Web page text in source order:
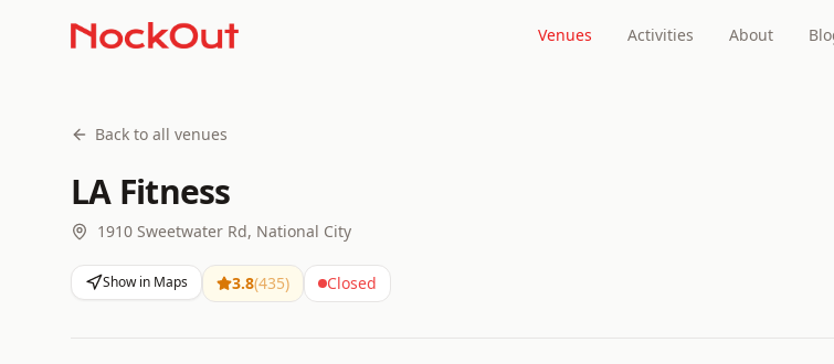
Venues Activities About
Back to all venues
LA Fitness
1910 Sweetwater Rd, National City
Show in Maps 3.8(435) Closed